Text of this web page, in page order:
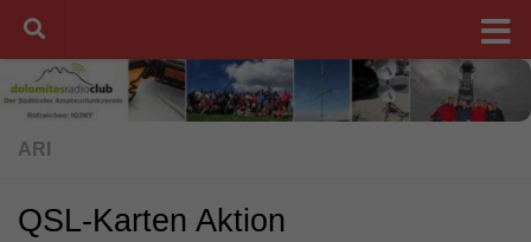
Unter dem Inhalt
ARI
QSL-Karten Aktion